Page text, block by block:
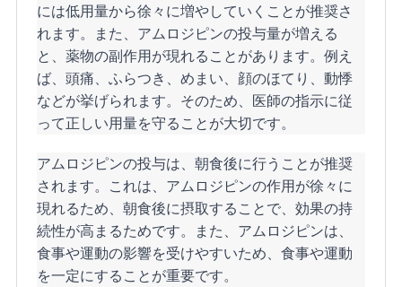
には低用量から徐々に増やしていくことが推奨さ
れます。また、アムロジピンの投与量が増える
と、薬物の副作用が現れることがあります。例え
ば、頭痛、ふらつき、めまい、顔のほてり、動悸
などが挙げられます。そのため、医師の指示に従
って正しい用量を守ることが大切です。
アムロジピンの投与は、朝食後に行うことが推奨
されます。これは、アムロジピンの作用が徐々に
現れるため、朝食後に摂取することで、効果の持
続性が高まるためです。また、アムロジピンは、
食事や運動の影響を受けやすいため、食事や運動
を一定にすることが重要です。